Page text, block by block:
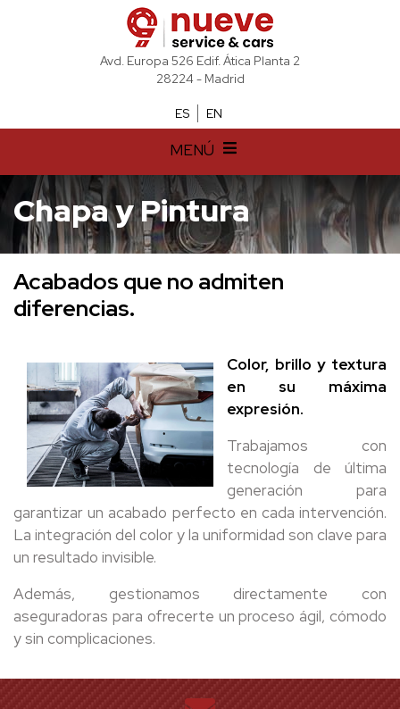
Avd. Europa 526 Edif. Ática Planta 2
28224 - Madrid
ES EN
MENÚ
Chapa y Pintura
Acabados que no admiten
diferencias.
Color, brillo y textura
en su máxima
expresión.
Trabajamos con
tecnología de última
generación para
garantizar un acabado perfecto en cada intervención.
La integración del color y la uniformidad son clave para
un resultado invisible.
Además, gestionamos directamente con
aseguradoras para ofrecerte un proceso ágil, cómodo
y sin complicaciones.